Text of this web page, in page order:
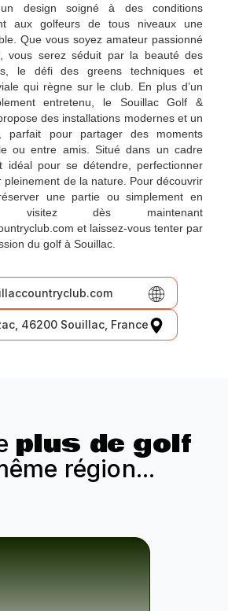
un design soigné à des conditions
aux golfeurs de tous niveaux une
Que vous soyez amateur passionné
vous serez séduit par la beauté des
le défi des greens techniques et
qui règne sur le club. En plus d’un
entretenu, le Souillac Golf &
des installations modernes et un
parfait pour partager des moments
ou entre amis. Situé dans un cadre
idéal pour se détendre, perfectionner
pleinement de la nature. Pour découvrir
une partie ou simplement en
visitez dès maintenant
et laissez-vous tenter par
du golf à Souillac.
46200 Souillac, France
plus de golf
région...